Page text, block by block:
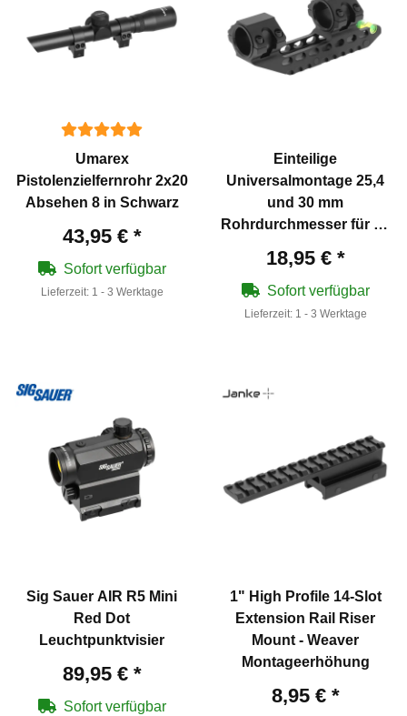
Umarex
Pistolenzielfernrohr 2x20
Absehen 8 in Schwarz
43,95 € *
Sofort verfügbar
Lieferzeit: 1 - 3 Werktage
Einteilige
Universalmontage 25,4
und 30 mm
Rohrdurchmesser für 20
18,95 € *
Sofort verfügbar
Lieferzeit: 1 - 3 Werktage
Sig Sauer AIR R5 Mini
Red Dot
Leuchtpunktvisier
89,95 € *
Sofort verfügbar
1" High Profile 14-Slot
Extension Rail Riser
Mount - Weaver
Montageerhöhung
8,95 € *